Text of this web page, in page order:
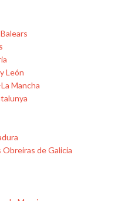
León
Mancha
de Galicia